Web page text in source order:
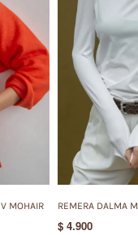
MOHAIR
REMERA DALMA
$ 4.900